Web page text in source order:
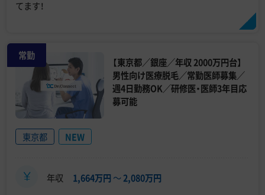
てます！
常勤
【東京都／銀座／年収 2000万円台】
男性向け医療脱毛／常勤医師募集／
週4日勤務OK／研修医・医師3年目応
募可能
東京都 NEW
年収 1,664万円 〜2,080万円